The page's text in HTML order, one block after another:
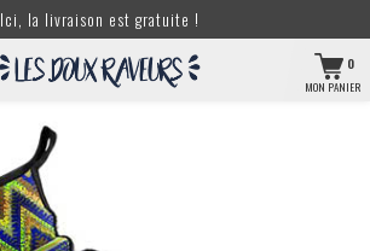
Ici, la livraison est gratuite !
0
MON PANIER